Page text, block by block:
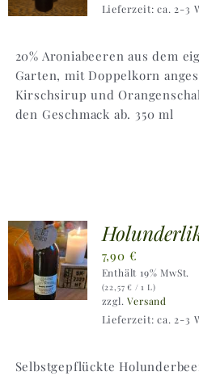
Lieferzeit: ca. 2-3
20% Aroniabeeren aus dem
Garten, mit Doppelkorn
Kirschsirup und
den Geschmack ab. 350 ml
7,90 €
Enthält 19% MwSt.
(22,57€ / 1 L)
zzgl.Versand
Lieferzeit: ca. 2-3
Selbstgepflückte